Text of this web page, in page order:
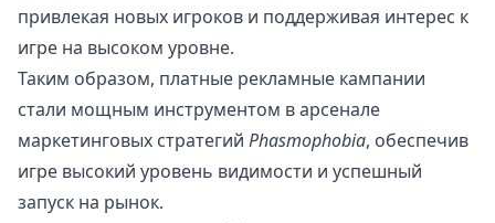
привлекая новых игроков и поддерживая интерес к
игре на высоком уровне.
Таким образом, платные рекламные кампании
стали мощным инструментом в арсенале
маркетинговых стратегий Phasmophobia, обеспечив
игре высокий уровень видимости и успешный
запуск на рынок.